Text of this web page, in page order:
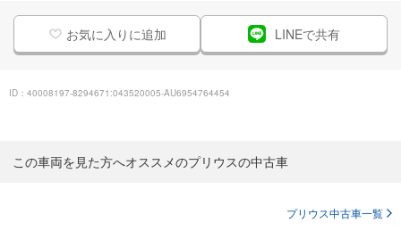
お気に入りに追加 LINEで共有